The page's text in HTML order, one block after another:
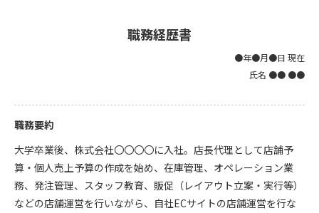
職務経歴書
●年●月●日 現在
氏名 ●● ●●
職務要約
大学卒業後、株式会社〇〇〇〇に入社。店長代理として店舗予
算・個人売上予算の作成を始め、在庫管理、オペレーション業
務、発注管理、スタッフ教育、販促（レイアウト立案・実行等）
などの店舗運営を行いながら、自社ECサイトの店舗運営を行な